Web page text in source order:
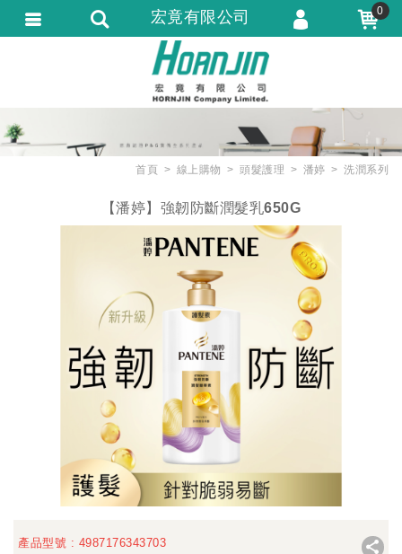
首頁 線上購物 頭髮護理 潘婷 洗潤系列
【潘婷】強韌防斷潤髮乳650G
產品型號 : 4987176343703
宏竟有限公司 0
會員登入
會員註冊
訂單查詢